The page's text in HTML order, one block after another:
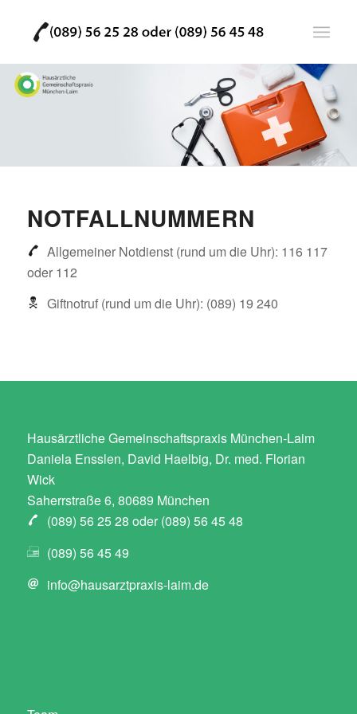
NOTFALLNUMMERN
Allgemeiner Notdienst (rund um die Uhr): 116 117
oder 112
Giftnotruf (rund um die Uhr): (089) 19 240
Hausärztliche Gemeinschaftspraxis München-Laim
Daniela Ensslen, David Haelbig, Dr. med. Florian
Wick
Saherrstraße 6, 80689 München
(089) 56 25 28 oder (089) 56 45 48
(089) 56 45 49
info@hausarztpraxis-laim.de